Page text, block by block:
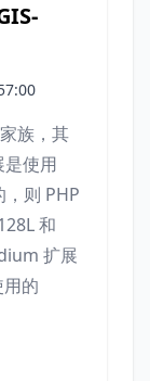
族，其
是使用
则 PHP
和
扩展
用的